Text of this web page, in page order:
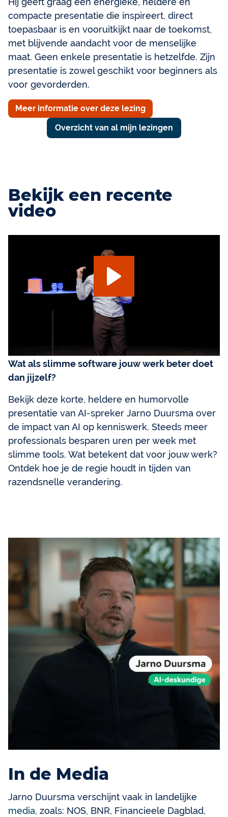
compacte presentatie die inspireert, direct
toepasbaar is en vooruitkijkt naar de toekomst,
met blijvende aandacht voor de menselijke
maat. Geen enkele presentatie is hetzelfde. Zijn
presentatie is zowel geschikt voor beginners als
voor gevorderden.
Meer informatie over deze lezing
Overzicht van al mijn lezingen
Bekijk een recente
video
AI-Keynote 2026
Wat als slimme software jouw werk beter doet
dan jijzelf?
Bekijk deze korte, heldere en humorvolle
presentatie van AI-spreker Jarno Duursma over
de impact van AI op kenniswerk. Steeds meer
professionals besparen uren per week met
slimme tools. Wat betekent dat voor jouw werk?
Ontdek hoe je de regie houdt in tijden van
razendsnelle verandering.
In de Media
Jarno Duursma verschijnt vaak in landelijke
media, zoals: NOS, BNR, Financieele Dagblad,